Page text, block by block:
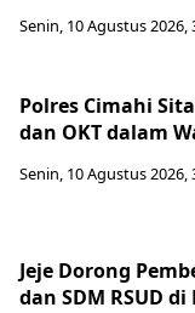
Senin, 10 Agustus 2026,
Polres Cimahi
dan OKT dalam
Senin, 10 Agustus 2026,
Jeje Dorong
dan SDM RSUD